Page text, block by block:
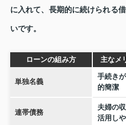
に入れて、長期的に続けられる
いです。
ローンの組み方 主なメ
単独名義
手続き
的簡潔
連帯債務
夫婦の
活用し